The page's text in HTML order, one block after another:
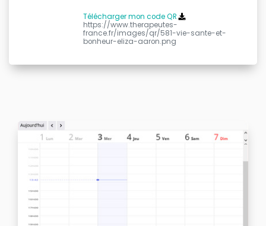
Télécharger mon code QR
https://www.therapeutes-
france.fr/images/qr/581-vie-sante-et-
bonheur-eliza-aaron.png